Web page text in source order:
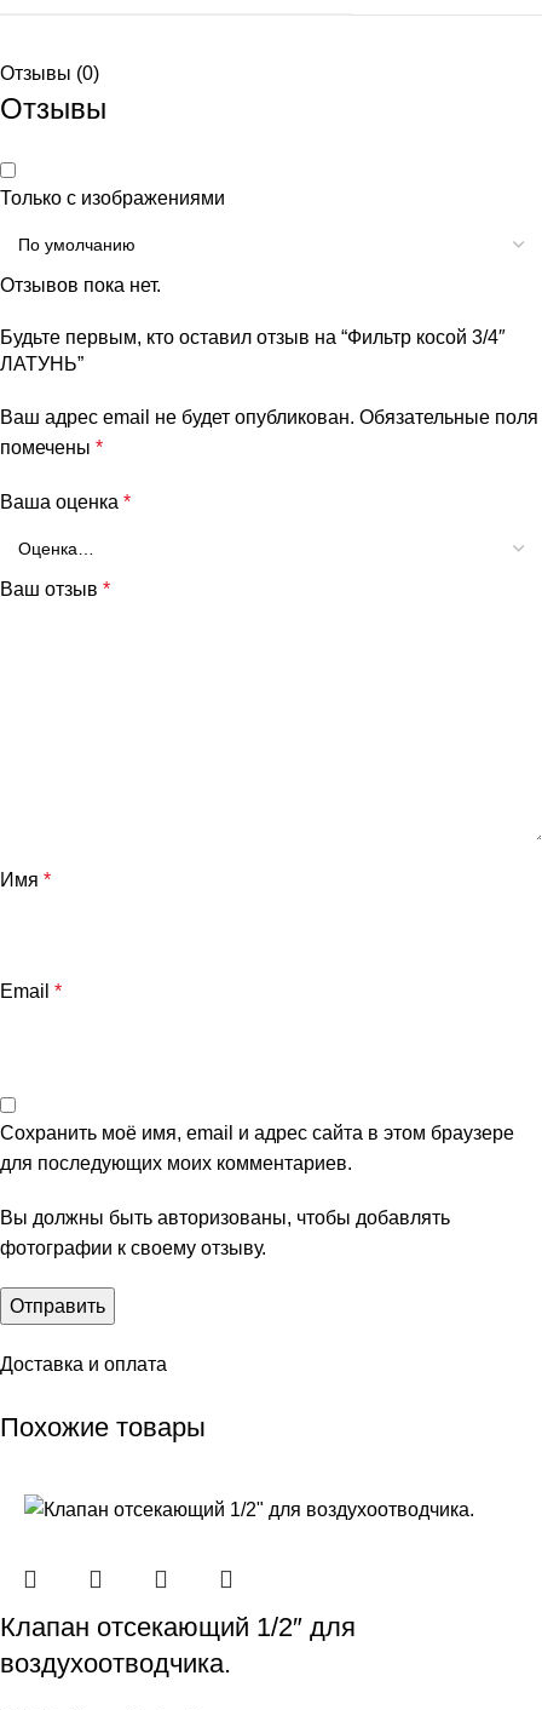
Отзывы (0)
Отзывы
Только с изображениями
Отзывов пока нет.
Будьте первым, кто оставил отзыв на “Фильтр косой 3/4″
ЛАТУНЬ”
Ваш адрес email не будет опубликован. Обязательные поля
помечены *
Ваша оценка *
Ваш отзыв *
Имя *
Email *
Сохранить моё имя, email и адрес сайта в этом браузере
для последующих моих комментариев.
Вы должны быть авторизованы, чтобы добавлять
фотографии к своему отзыву.
Доставка и оплата
Похожие товары
Клапан отсекающий 1/2″ для
воздухоотводчика.